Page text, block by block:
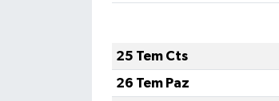
25 Tem Cts
26 Tem Paz